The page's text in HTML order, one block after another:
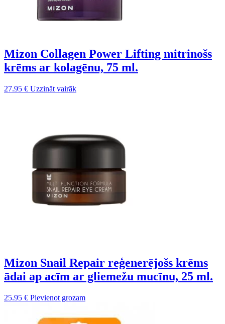
Mizon Collagen Power Lifting mitrinošs
krēms ar kolagēnu, 75 ml.
27.95 € Uzzināt vairāk
Mizon Snail Repair reģenerējošs krēms
ādai ap acīm ar gliemežu mucīnu, 25 ml.
25.95 € Pievienot grozam